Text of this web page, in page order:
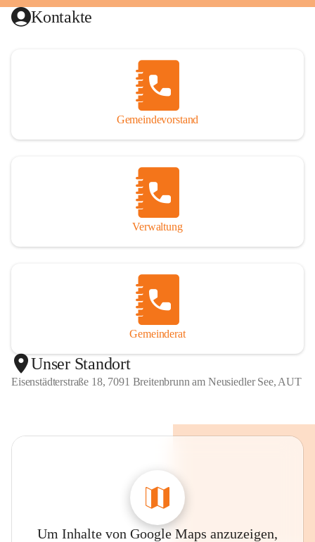
Kontakte
Gemeindevorstand
Verwaltung
Gemeinderat
Unser Standort
Eisenstädterstraße 18, 7091 Breitenbrunn am Neusiedler See, AUT
Um Inhalte von Google Maps anzuzeigen,